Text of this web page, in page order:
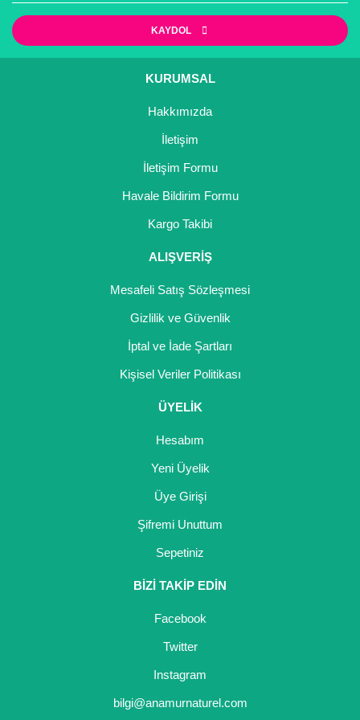
KAYDOL
KURUMSAL
Hakkımızda
İletişim
İletişim Formu
Havale Bildirim Formu
Kargo Takibi
ALIŞVERİŞ
Mesafeli Satış Sözleşmesi
Gizlilik ve Güvenlik
İptal ve İade Şartları
Kişisel Veriler Politikası
ÜYELİK
Hesabım
Yeni Üyelik
Üye Girişi
Şifremi Unuttum
Sepetiniz
BİZİ TAKİP EDİN
Facebook
Twitter
Instagram
bilgi@anamurnaturel.com